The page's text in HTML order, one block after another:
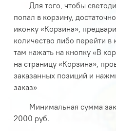
Для того, чтобы
попал в корзину,
иконку «Корзина»,
количество либо перейти в
там нажать на кнопку «В
на страницу «Корзина»,
заказанных позиций и
заказ»
Минимальная сумма
2000 руб.